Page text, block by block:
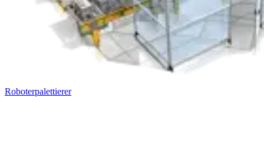
Roboterpalettierer